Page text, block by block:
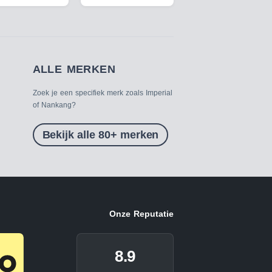
ALLE MERKEN
Zoek je een specifiek merk zoals Imperial
of Nankang?
Bekijk alle 80+ merken
Onze Reputatie
8.9